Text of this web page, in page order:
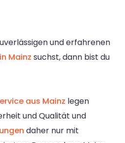
und erfahrenen
Mainz suchst, dann bist du
aus Mainz legen
und Qualität und
daher nur mit